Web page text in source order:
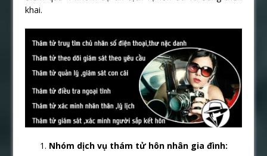
khai.
Nhóm dịch vụ thám tử hôn nhân gia đình: